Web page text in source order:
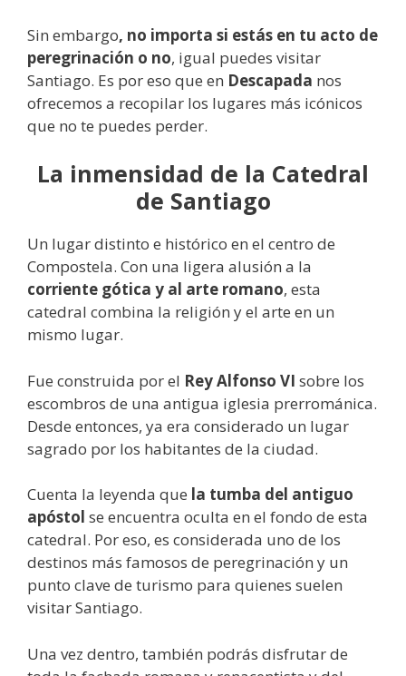
Sin embargo, no importa si estás en tu acto de
peregrinación o no, igual puedes visitar
Santiago. Es por eso que en Descapada nos
ofrecemos a recopilar los lugares más icónicos
que no te puedes perder.
La inmensidad de la Catedral
de Santiago
Un lugar distinto e histórico en el centro de
Compostela. Con una ligera alusión a la
corriente gótica y al arte romano, esta
catedral combina la religión y el arte en un
mismo lugar.
Fue construida por el Rey Alfonso VI sobre los
escombros de una antigua iglesia prerrománica.
Desde entonces, ya era considerado un lugar
sagrado por los habitantes de la ciudad.
Cuenta la leyenda que la tumba del antiguo
apóstol se encuentra oculta en el fondo de esta
catedral. Por eso, es considerada uno de los
destinos más famosos de peregrinación y un
punto clave de turismo para quienes suelen
visitar Santiago.
Una vez dentro, también podrás disfrutar de